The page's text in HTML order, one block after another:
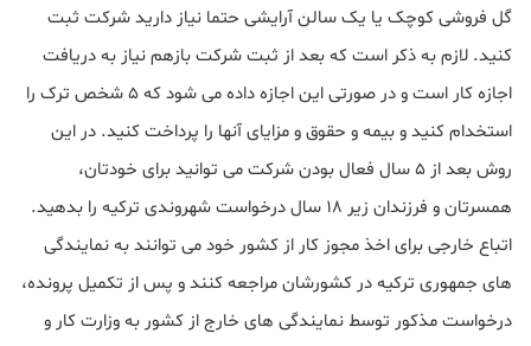
گل فروشی کوچک یا یک سالن آرایشی حتما نیاز دارید شرکت ثبت
کنید. لازم به ذکر است که بعد از ثبت شرکت بازهم نیاز به دریافت
اجازه کار است و در صورتی این اجازه داده می شود که ۵ شخص ترک را
استخدام کنید و بیمه و حقوق و مزایای آنها را پرداخت کنید. در این
روش بعد از ۵ سال فعال بودن شرکت می توانید برای خودتان،
همسرتان و فرزندان زیر ۱۸ سال درخواست شهروندی ترکیه را بدهید.
اتباع خارجی برای اخذ مجوز کار از کشور خود می توانند به نمایندگی
های جمهوری ترکیه در کشورشان مراجعه کنند و پس از تکمیل پرونده،
درخواست مذکور توسط نمایندگی های خارج از کشور به وزارت کار و